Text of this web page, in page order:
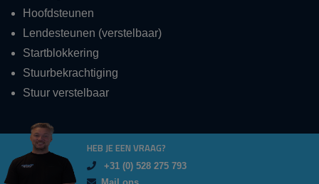
Hoofdsteunen
Lendesteunen (verstelbaar)
Startblokkering
Stuurbekrachtiging
Stuur verstelbaar
HEB JE EEN VRAAG?
+31 (0) 528 275 793